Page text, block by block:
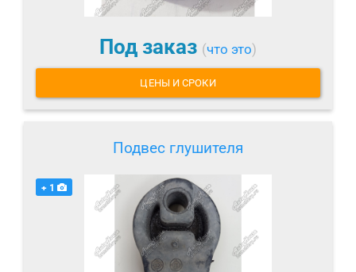
Под заказ (что это)
ЦЕНЫ И СРОКИ
Подвес глушителя
+ 1